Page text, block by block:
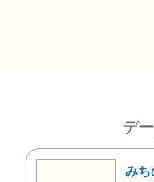
デ
みち